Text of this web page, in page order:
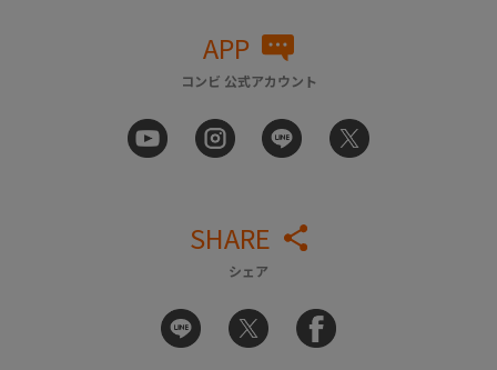
APP
コンビ 公式アカウント
SHARE
シェア